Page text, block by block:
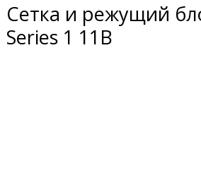
Сетка и режущий
Series 1 11B